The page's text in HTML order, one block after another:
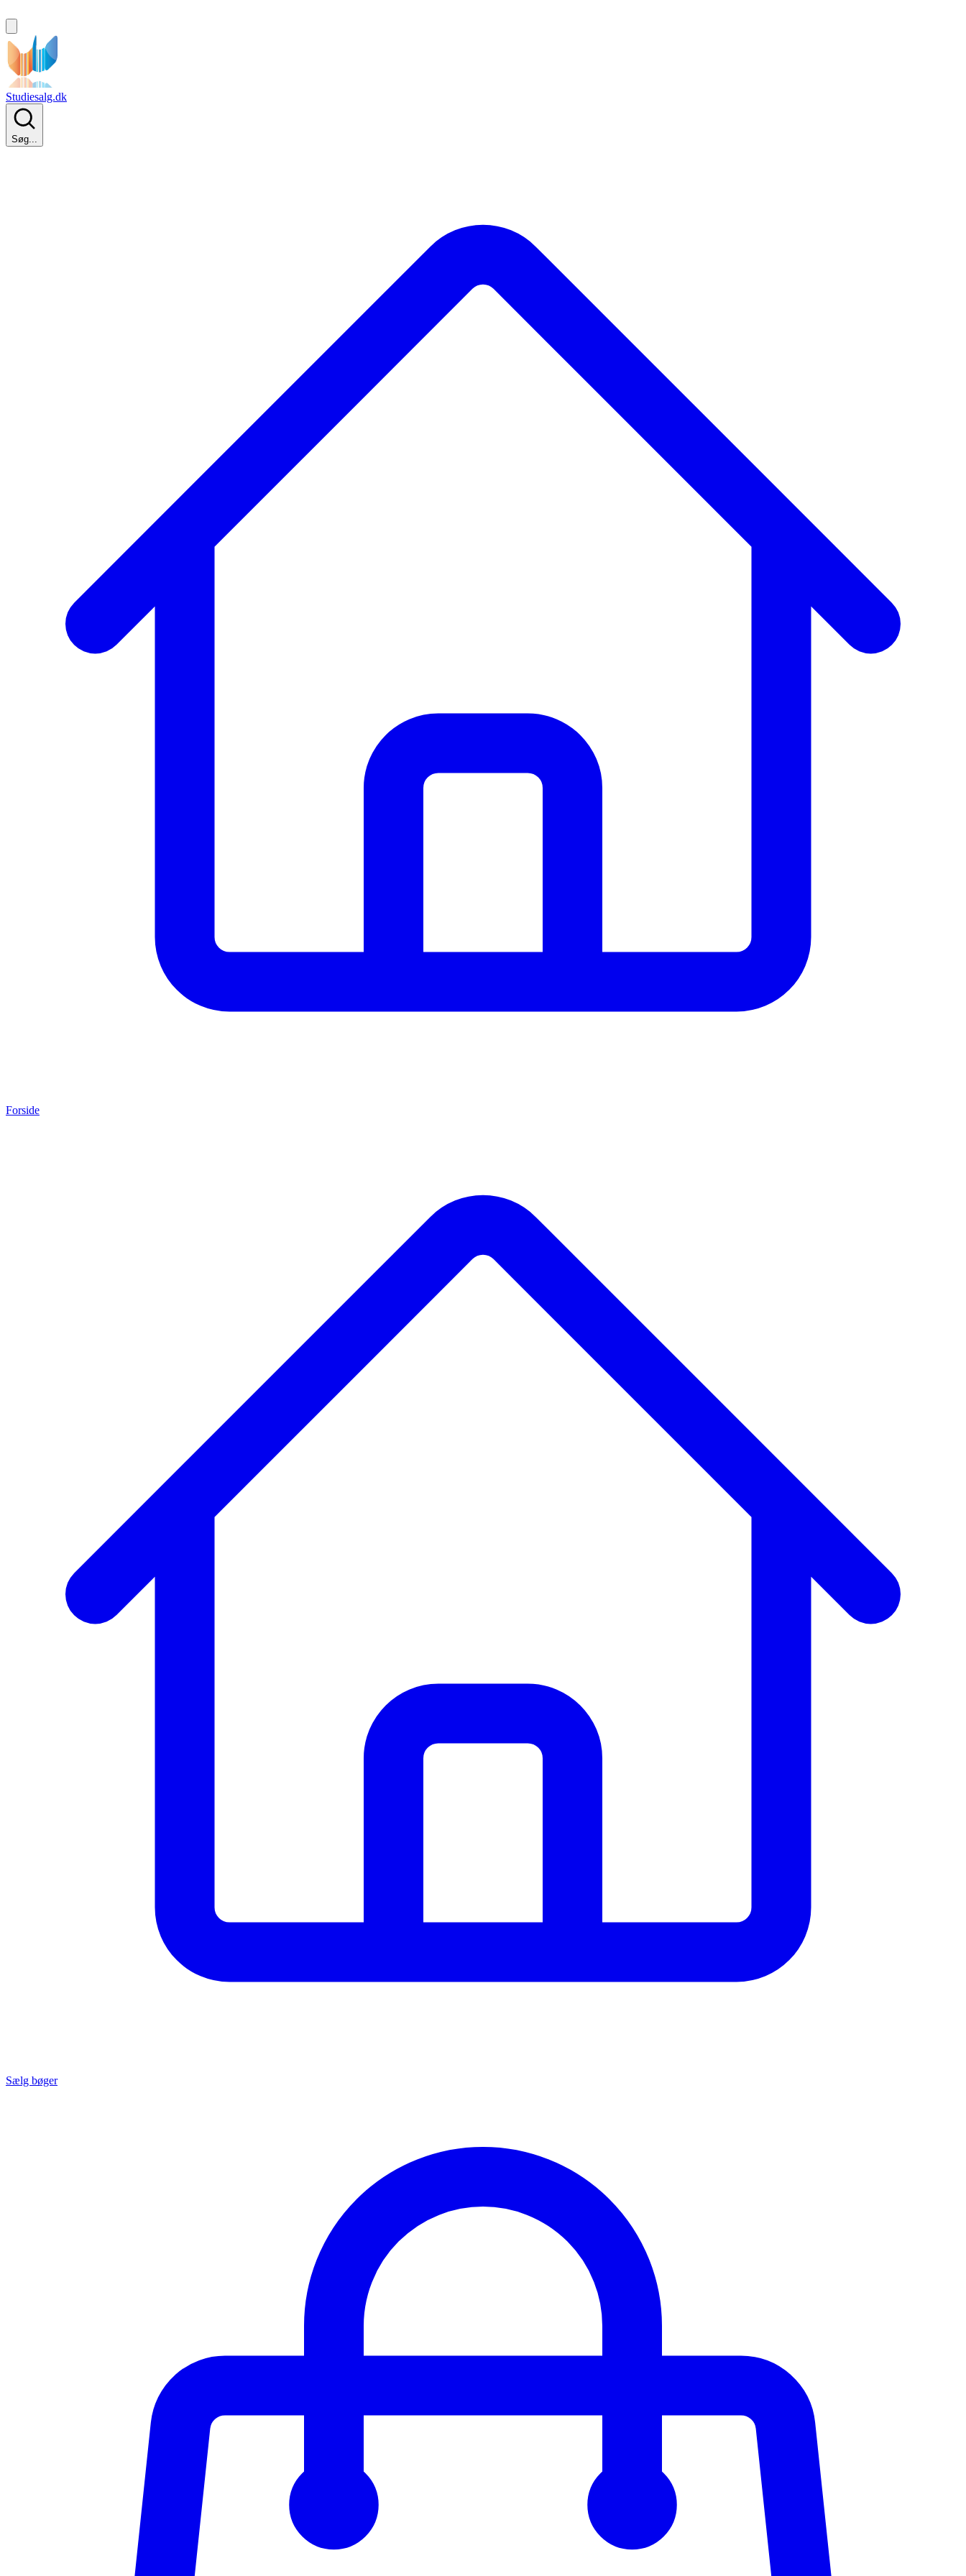
Studiesalg.dk
Søg...
Forside
Sælg bøger